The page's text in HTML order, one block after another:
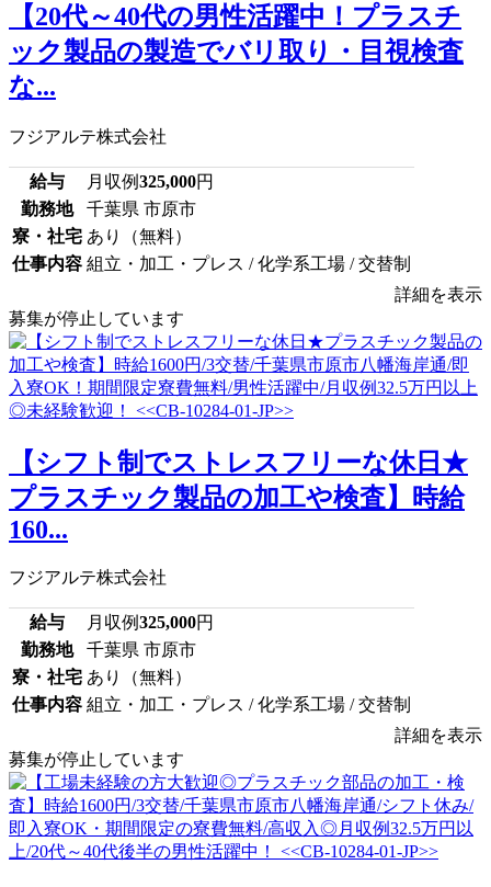
【20代～40代の男性活躍中！プラスチ
ック製品の製造でバリ取り・目視検査
な...
フジアルテ株式会社
給与 月収例325,000円
勤務地
千葉県 市原市
寮・社宅 あり（無料）
仕事内容 組立・加工・プレス / 化学系工場 / 交替制
詳細を表示
募集が停止しています
【シフト制でストレスフリーな休日★
プラスチック製品の加工や検査】時給
160...
フジアルテ株式会社
給与 月収例325,000円
勤務地
千葉県 市原市
寮・社宅 あり（無料）
仕事内容 組立・加工・プレス / 化学系工場 / 交替制
詳細を表示
募集が停止しています